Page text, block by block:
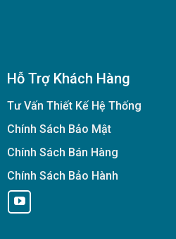
Hỗ Trợ Khách Hàng
Tư Vấn Thiết Kế Hệ Thống
Chính Sách Bảo Mật
Chính Sách Bán Hàng
Chính Sách Bảo Hành